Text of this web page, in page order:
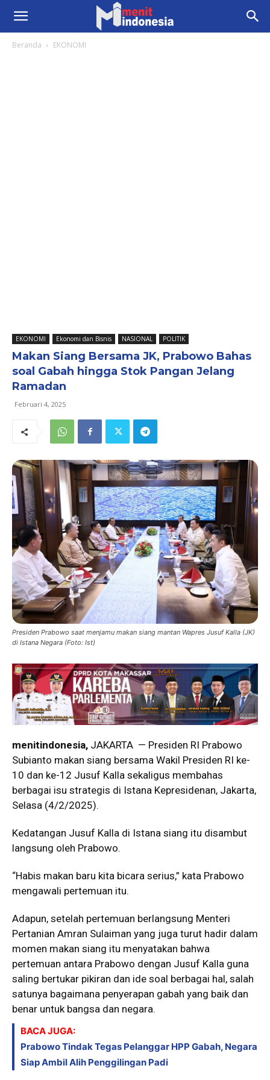
Beranda EKONOMI
EKONOMI Ekonomi dan Bisnis NASIONAL POLITIK
Makan Siang Bersama JK, Prabowo Bahas
soal Gabah hingga Stok Pangan Jelang
Ramadan
Februari 4, 2025
Presiden Prabowo saat menjamu makan siang mantan Wapres Jusuf Kalla (JK)
di Istana Negara (Foto: Ist)
menitindonesia, JAKARTA — Presiden RI Prabowo
Subianto makan siang bersama Wakil Presiden RI ke-
10 dan ke-12 Jusuf Kalla sekaligus membahas
berbagai isu strategis di Istana Kepresidenan, Jakarta,
Selasa (4/2/2025).
Kedatangan Jusuf Kalla di Istana siang itu disambut
langsung oleh Prabowo.
“Habis makan baru kita bicara serius,” kata Prabowo
mengawali pertemuan itu.
Adapun, setelah pertemuan berlangsung Menteri
Pertanian Amran Sulaiman yang juga turut hadir dalam
momen makan siang itu menyatakan bahwa
pertemuan antara Prabowo dengan Jusuf Kalla guna
saling bertukar pikiran dan ide soal berbagai hal, salah
satunya bagaimana penyerapan gabah yang baik dan
benar untuk bangsa dan negara.
BACA JUGA:
Prabowo Tindak Tegas Pelanggar HPP Gabah, Negara
Siap Ambil Alih Penggilingan Padi